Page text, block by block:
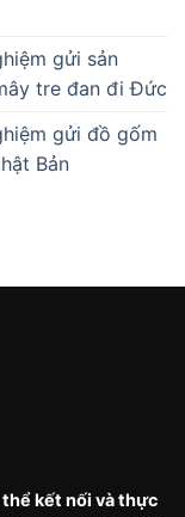
gửi sản
tre đan đi Đức
gửi đồ gốm
Bản
thể kết nối và thực